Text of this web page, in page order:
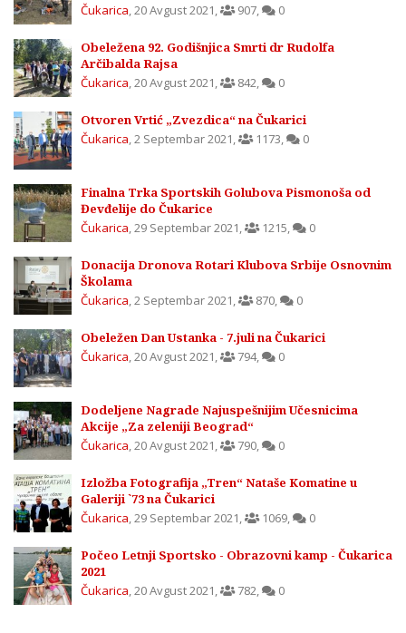
Čukarica,20 Avgust 2021, 907, 0
Obeležena 92. Godišnjica Smrti dr Rudolfa
Arčibalda Rajsa
Čukarica,20 Avgust 2021, 842, 0
Otvoren Vrtić „Zvezdica“ na Čukarici
Čukarica,2 Septembar 2021, 1173, 0
Finalna Trka Sportskih Golubova Pismonoša od
Đevđelije do Čukarice
Čukarica,29 Septembar 2021, 1215, 0
Donacija Dronova Rotari Klubova Srbije Osnovnim
Školama
Čukarica,2 Septembar 2021, 870, 0
Obeležen Dan Ustanka - 7.juli na Čukarici
Čukarica,20 Avgust 2021, 794, 0
Dodeljene Nagrade Najuspešnijim Učesnicima
Akcije „Za zeleniji Beograd“
Čukarica,20 Avgust 2021, 790, 0
Izložba Fotografija „Tren“ Nataše Komatine u
Galeriji `73 na Čukarici
Čukarica,29 Septembar 2021, 1069, 0
Počeo Letnji Sportsko - Obrazovni kamp - Čukarica
2021
Čukarica,20 Avgust 2021, 782, 0